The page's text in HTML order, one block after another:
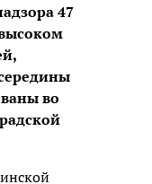
47
во